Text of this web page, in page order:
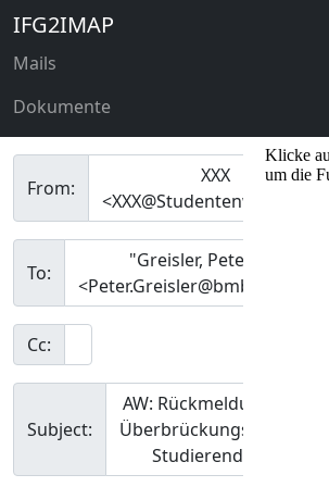
IFG2IMAP
Mails
Dokumente
From:
XXX
<XXX@Studentenwerke.de>
To:
"Greisler, Peter /41"
<Peter.Greisler@bmbf.bund.de>
Cc:
Subject:
AW: Rückmeldung /
Überbrückungshilfe
Studierende